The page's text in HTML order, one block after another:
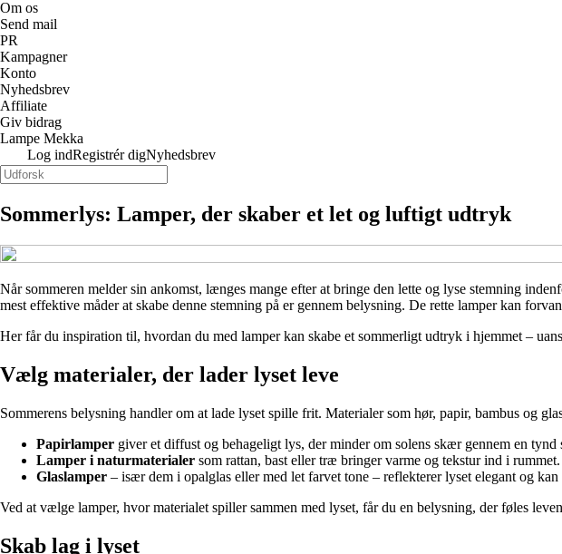
Om os
Send mail
PR
Kampagner
Konto
Nyhedsbrev
Affiliate
Giv bidrag
Lampe Mekka
Log indRegistrér digNyhedsbrev
Sommerlys: Lamper, der skaber et let og luftigt udtryk
Når sommeren melder sin ankomst, længes mange efter at bringe den lette og lyse stemning
mest effektive måder at skabe denne stemning på er gennem belysning. De rette lamper kan
Her får du inspiration til, hvordan du med lamper kan skabe et sommerligt udtryk i hjemmet –
Vælg materialer, der lader lyset leve
Sommerens belysning handler om at lade lyset spille frit. Materialer som hør, papir, bambus og
Papirlamper giver et diffust og behageligt lys, der minder om solens skær gennem en
Lamper i naturmaterialer som rattan, bast eller træ bringer varme og tekstur ind i
Glaslamper – især dem i opalglas eller med let farvet tone – reflekterer lyset elegant og
Ved at vælge lamper, hvor materialet spiller sammen med lyset, får du en belysning, der føles
Skab lag i lyset